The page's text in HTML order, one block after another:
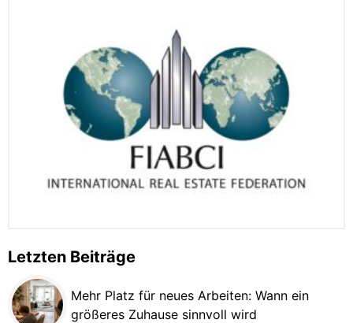
Letzten Beiträge
Mehr Platz für neues Arbeiten: Wann ein
größeres Zuhause sinnvoll wird